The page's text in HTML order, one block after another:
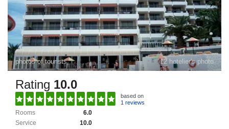
photos of tourists 12 hotelier's photo
Rating 10.0
based on
1 reviews
6.0
Rooms
10.0
Service